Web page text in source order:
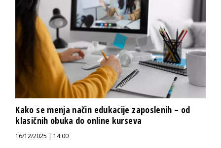
Kako se menja način edukacije zaposlenih – od
klasičnih obuka do online kurseva
16/12/2025 | 14:00